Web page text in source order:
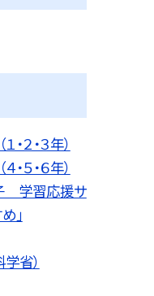
２・３年）
５・６年）
学習応援サ
」
省）